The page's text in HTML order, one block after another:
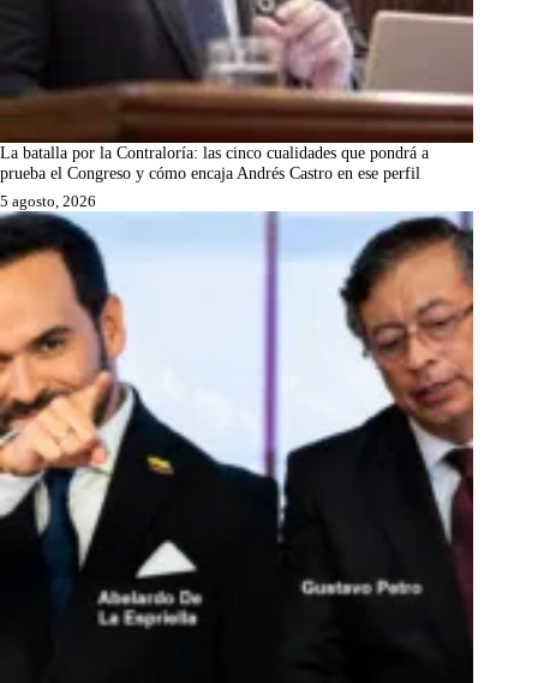
La batalla por la Contraloría: las cinco cualidades que pondrá a
prueba el Congreso y cómo encaja Andrés Castro en ese perfil
5 agosto, 2026